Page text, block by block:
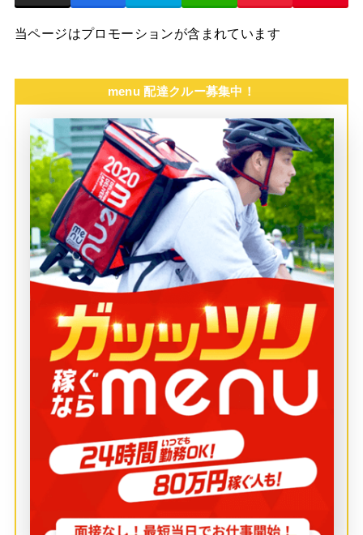
当ページはプロモーションが含まれています
menu 配達クルー募集中！